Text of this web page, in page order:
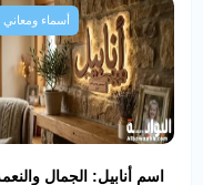
أسماء ومعاني
اسم أنابيل: الجمال